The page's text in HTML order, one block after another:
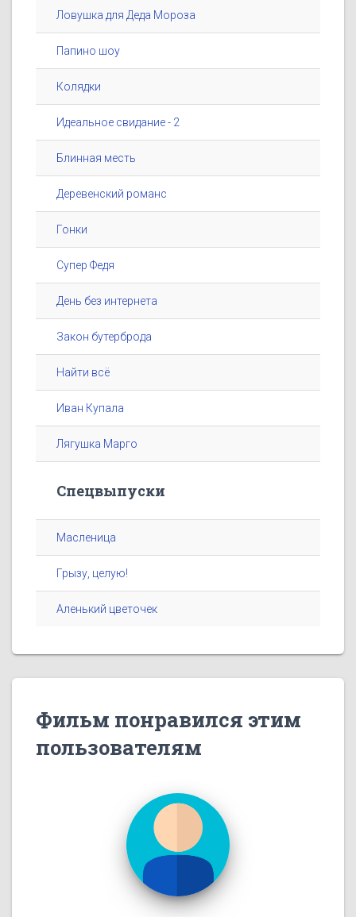
Ловушка для Деда Мороза
Папино шоу
Колядки
Идеальное свидание - 2
Блинная месть
Деревенский романс
Гонки
Супер Федя
День без интернета
Закон бутерброда
Найти всё
Иван Купала
Лягушка Марго
Спецвыпуски
Масленица
Грызу, целую!
Аленький цветочек
Фильм понравился этим
пользователям